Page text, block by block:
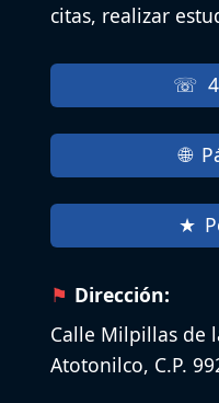
citas, realizar
Dirección:
Calle Milpillas de
Atotonilco, C.P.